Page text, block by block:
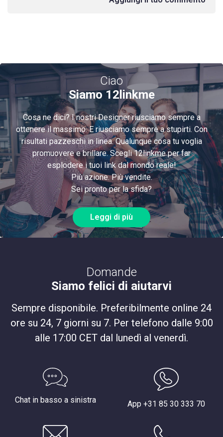
Ciao
Siamo 12linkme
Cosa ne dici? I nostri Designer riusciamo sempre a
ottenere il massimo. E riusciamo sempre a stupirti. Con
risultati pazzeschi in linea. Qualunque cosa tu voglia
promuovere e brillare. Scegli 12linkme per far
esplodere i tuoi link dal mondo reale!
Più azione. Più vendite.
Sei pronto per la sfida?
Leggi di più
Domande
Siamo felici di aiutarvi
Sempre disponibile. Preferibilmente online 24
ore su 24, 7 giorni su 7. Per telefono dalle 9:00
alle 17:00 CET dal lunedì al venerdì.
Chat in basso a sinistra App +31 85 30 333 70